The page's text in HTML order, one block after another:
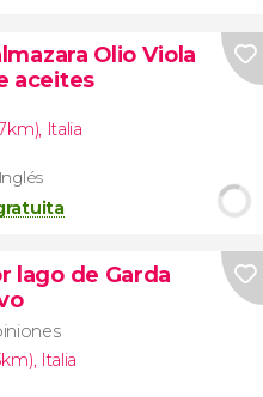
Olio Viola
aceites
, Italia
Inglés
lago de Garda
, Italia